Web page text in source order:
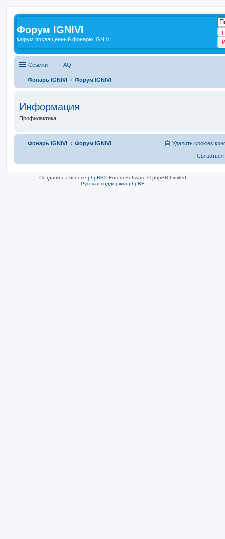
Форум IGNIVI
Форум посвященный фонарю IGNIVI
Ссылки FAQ
Фонарь IGNIVI Форум IGNIVI
Информация
Профилактика
Фонарь IGNIVI Форум IGNIVI Удалить cookies
Создано на основе phpBB® Forum Software © phpBB Limited
Русская поддержка phpBB